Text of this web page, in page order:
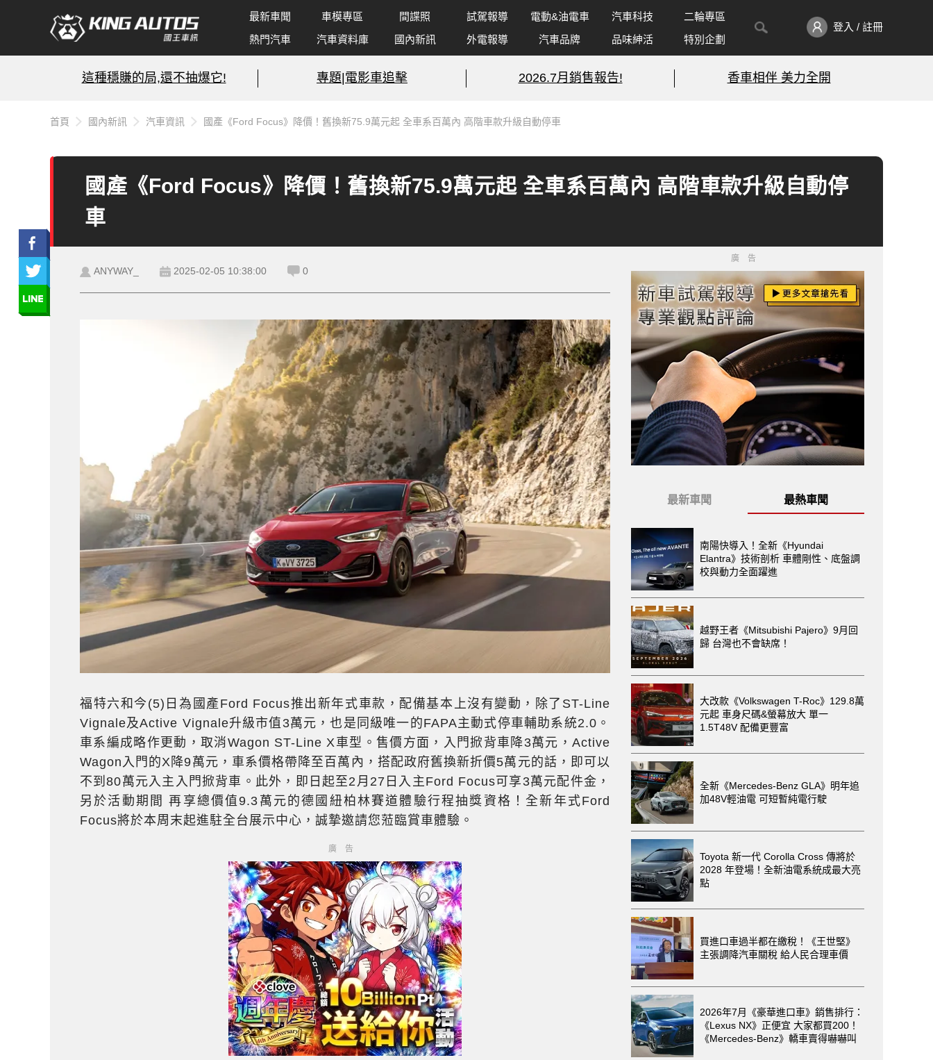
最新車聞 車模專區 間諜照 試駕報導 電動&油電車 汽車科技
二輪專區
熱門汽車
汽車資料庫 國內新訊 外電報導 汽車品牌 品味紳活 特別企劃
登入 / 註冊
這種穩賺的局,還不抽爆它! 專題|電影車追擊 2026.7月銷售報告! 香車相伴 美力全開
首頁 國內新訊 汽車資訊 國產《Ford Focus》降價！舊換新75.9萬元起 全車系百萬內 高階車款升級自動停車
國產《Ford Focus》降價！舊換新75.9萬元起 全車系百萬內 高階車款升級自動停
車
ANYWAY_ 2025-02-05 10:38:00 0
福特六和今(5)日為國產Ford Focus推出新年式車款，配備基本上沒有變動，除了ST-Line
Vignale及Active Vignale升級市值3萬元，也是同級唯一的FAPA主動式停車輔助系統2.0。
車系編成略作更動，取消Wagon ST-Line X車型。售價方面，入門掀背車降3萬元，Active
Wagon入門的X降9萬元，車系價格帶降至百萬內，搭配政府舊換新折價5萬元的話，即可以
不到80萬元入主入門掀背車。此外，即日起至2月27日入主Ford Focus可享3萬元配件金，
另於活動期間 再享總價值9.3萬元的德國紐柏林賽道體驗行程抽獎資格！全新年式Ford
Focus將於本周末起進駐全台展示中心，誠摯邀請您蒞臨賞車體驗。
廣告
廣告
最新車聞 最熱車聞
南陽快導入！全新《Hyundai
Elantra》技術剖析 車體剛性、底盤調
校與動力全面躍進
越野王者《Mitsubishi Pajero》9月回
歸 台灣也不會缺席！
大改款《Volkswagen T-Roc》129.8萬
元起 車身尺碼&螢幕放大 單一
1.5T48V 配備更豐富
全新《Mercedes-Benz GLA》明年追
加48V輕油電 可短暫純電行駛
Toyota 新一代 Corolla Cross 傳將於
2028 年登場！全新油電系統成最大亮
點
買進口車過半都在繳稅！《王世堅》
主張調降汽車關稅 給人民合理車價
2026年7月《豪華進口車》銷售排行：
《Lexus NX》正便宜 大家都買200！
《Mercedes-Benz》轎車賣得嚇嚇叫